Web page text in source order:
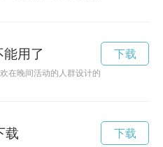
用了
在晚间活动的人群设计的一款网络加速
下载
载 下载